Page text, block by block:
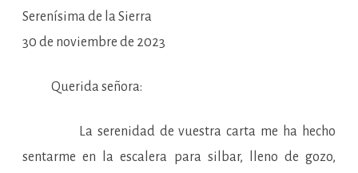
Serenísima de la Sierra
30 de noviembre de 2023
Querida señora:
La serenidad de vuestra carta me ha hecho
sentarme en la escalera para silbar, lleno de gozo,